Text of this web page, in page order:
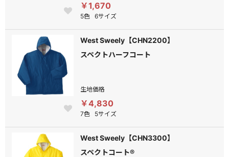
￥1,670
5色 6サイズ
West Sweely【CHN2200】
スペクトハーフコート
生地価格
￥4,830
7色 5サイズ
West Sweely【CHN3300】
スペクトコート®